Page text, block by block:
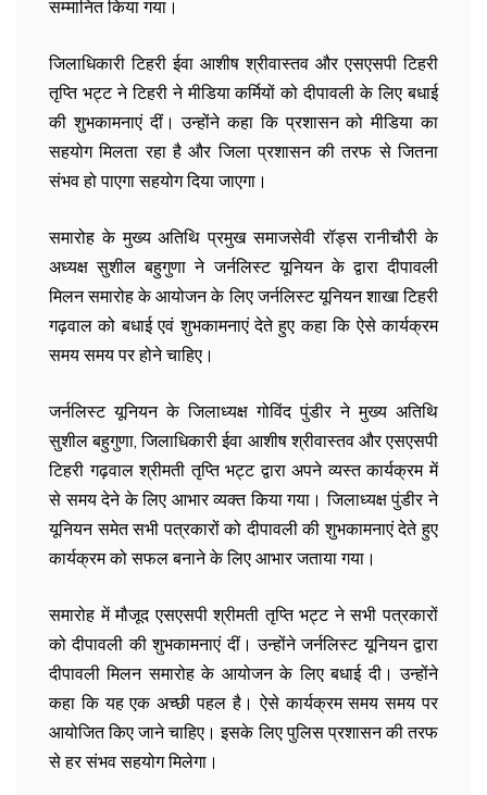
सम्मानित किया गया।
जिलाधिकारी टिहरी ईवा आशीष श्रीवास्तव और एसएसपी टिहरी
तृप्ति भट्ट ने टिहरी ने मीडिया कर्मियों को दीपावली के लिए बधाई
की शुभकामनाएं दीं। उन्होंने कहा कि प्रशासन को मीडिया का
सहयोग मिलता रहा है और जिला प्रशासन की तरफ से जितना
संभव हो पाएगा सहयोग दिया जाएगा।
समारोह के मुख्य अतिथि प्रमुख समाजसेवी रॉड्स रानीचौरी के
अध्यक्ष सुशील बहुगुणा ने जर्नलिस्ट यूनियन के द्वारा दीपावली
मिलन समारोह के आयोजन के लिए जर्नलिस्ट यूनियन शाखा टिहरी
गढ़वाल को बधाई एवं शुभकामनाएं देते हुए कहा कि ऐसे कार्यक्रम
समय समय पर होने चाहिए।
जर्नलिस्ट यूनियन के जिलाध्यक्ष गोविंद पुंडीर ने मुख्य अतिथि
सुशील बहुगुणा, जिलाधिकारी ईवा आशीष श्रीवास्तव और एसएसपी
टिहरी गढ़वाल श्रीमती तृप्ति भट्ट द्वारा अपने व्यस्त कार्यक्रम में
से समय देने के लिए आभार व्यक्त किया गया। जिलाध्यक्ष पुंडीर ने
यूनियन समेत सभी पत्रकारों को दीपावली की शुभकामनाएं देते हुए
कार्यक्रम को सफल बनाने के लिए आभार जताया गया।
समारोह में मौजूद एसएसपी श्रीमती तृप्ति भट्ट ने सभी पत्रकारों
को दीपावली की शुभकामनाएं दीं। उन्होंने जर्नलिस्ट यूनियन द्वारा
दीपावली मिलन समारोह के आयोजन के लिए बधाई दी। उन्होंने
कहा कि यह एक अच्छी पहल है। ऐसे कार्यक्रम समय समय पर
आयोजित किए जाने चाहिए। इसके लिए पुलिस प्रशासन की तरफ
से हर संभव सहयोग मिलेगा।